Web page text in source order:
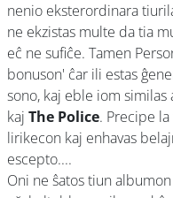
nenio eksterordinara
ne ekzistas multe da tia
eĉ ne sufiĉe. Tamen
bonuson' ĉar ili estas
sono, kaj eble iom similas
kaj The Police. Precipe
lirikecon kaj enhavas
escepto....
Oni ne ŝatos tiun